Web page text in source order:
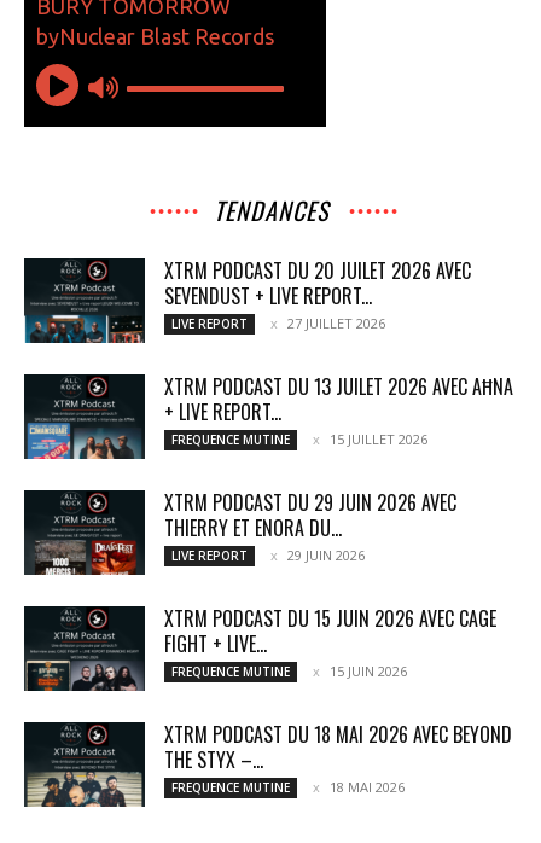
TENDANCES
XTRM PODCAST DU 20 JUILET 2026 AVEC
SEVENDUST + LIVE REPORT...
LIVE REPORT 27 JUILLET 2026
XTRM PODCAST DU 13 JUILET 2026 AVEC AĦNA
+ LIVE REPORT...
FREQUENCE MUTINE 15 JUILLET 2026
XTRM PODCAST DU 29 JUIN 2026 AVEC
THIERRY ET ENORA DU...
LIVE REPORT 29 JUIN 2026
XTRM PODCAST DU 15 JUIN 2026 AVEC CAGE
FIGHT + LIVE...
FREQUENCE MUTINE 15 JUIN 2026
XTRM PODCAST DU 18 MAI 2026 AVEC BEYOND
THE STYX –...
FREQUENCE MUTINE 18 MAI 2026